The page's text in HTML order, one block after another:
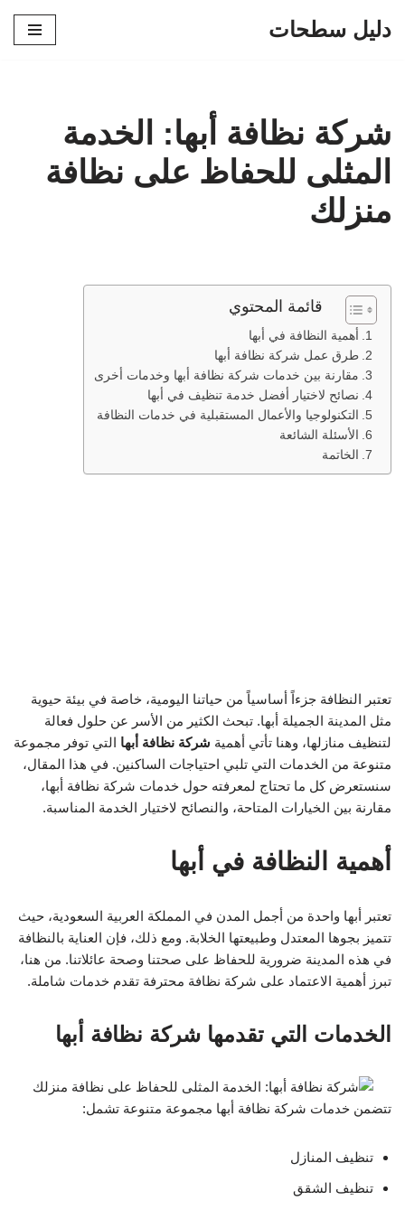
دليل سطحات
شركة نظافة أبها: الخدمة
المثلى للحفاظ على نظافة
منزلك
قائمة المحتوي
أهمية النظافة في أبها
طرق عمل شركة نظافة أبها
مقارنة بين خدمات شركة نظافة أبها وخدمات أخرى
نصائح لاختيار أفضل خدمة تنظيف في أبها
التكنولوجيا والأعمال المستقبلية في خدمات النظافة
الأسئلة الشائعة
الخاتمة
تعتبر النظافة جزءاً أساسياً من حياتنا اليومية، خاصة في بيئة حيوية
مثل المدينة الجميلة أبها. تبحث الكثير من الأسر عن حلول فعالة
لتنظيف منازلها، وهنا تأتي أهمية شركة نظافة أبها التي توفر مجموعة
متنوعة من الخدمات التي تلبي احتياجات الساكنين. في هذا المقال،
سنستعرض كل ما تحتاج لمعرفته حول خدمات شركة نظافة أبها،
مقارنة بين الخيارات المتاحة، والنصائح لاختيار الخدمة المناسبة.
أهمية النظافة في أبها
تعتبر أبها واحدة من أجمل المدن في المملكة العربية السعودية، حيث
تتميز بجوها المعتدل وطبيعتها الخلابة. ومع ذلك، فإن العناية بالنظافة
في هذه المدينة ضرورية للحفاظ على صحتنا وصحة عائلاتنا. من هنا،
تبرز أهمية الاعتماد على شركة نظافة محترفة تقدم خدمات شاملة.
الخدمات التي تقدمها شركة نظافة أبها
تتضمن خدمات شركة نظافة أبها مجموعة متنوعة تشمل:
تنظيف المنازل
تنظيف الشقق